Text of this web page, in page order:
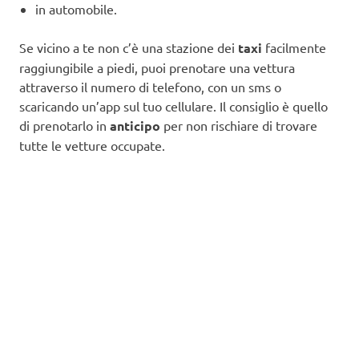
in automobile.
Se vicino a te non c’è una stazione dei taxi facilmente
raggiungibile a piedi, puoi prenotare una vettura
attraverso il numero di telefono, con un sms o
scaricando un’app sul tuo cellulare. Il consiglio è quello
di prenotarlo in anticipo per non rischiare di trovare
tutte le vetture occupate.